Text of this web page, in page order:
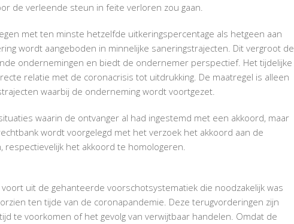
de verleende steun in feite verloren zou gaan.
met ten minste hetzelfde uitkeringspercentage als hetgeen aan
wordt aangeboden in minnelijke saneringstrajecten. Dit vergroot de
ondernemingen en biedt de ondernemer perspectief. Het tijdelijke
relatie met de coronacrisis tot uitdrukking. De maatregel is alleen
waarbij de onderneming wordt voortgezet.
waarin de ontvanger al had ingestemd met een akkoord, maar
wordt voorgelegd met het verzoek het akkoord aan de
respectievelijk het akkoord te homologeren.
uit de gehanteerde voorschotsystematiek die noodzakelijk was
ten tijde van de coronapandemie. Deze terugvorderingen zijn
te voorkomen of het gevolg van verwijtbaar handelen. Omdat de